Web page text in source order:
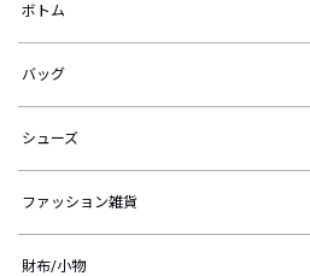
ボトム
バッグ
シューズ
ファッション雑貨
財布/小物